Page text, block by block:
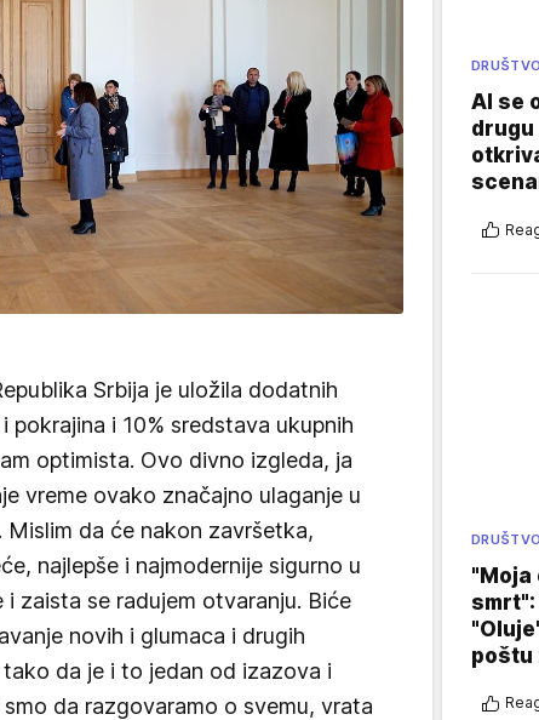
Srbija je uložila dodatnih
i 10% sredstava ukupnih
optimista. Ovo divno izgleda, ja
vreme ovako značajno ulaganje u
da će nakon završetka,
najlepše i najmodernije sigurno u
zaista se radujem otvaranju. Biće
novih i glumaca i drugih
da je i to jedan od izazova i
da razgovaramo o svemu, vrata
DRUŠTVO
AI se
DRUŠTVO
"Moja
poštu